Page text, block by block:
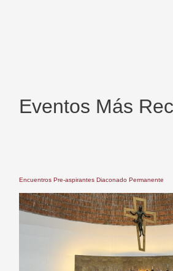
Eventos Más
Encuentros Pre-aspirantes Diaconado Permanente